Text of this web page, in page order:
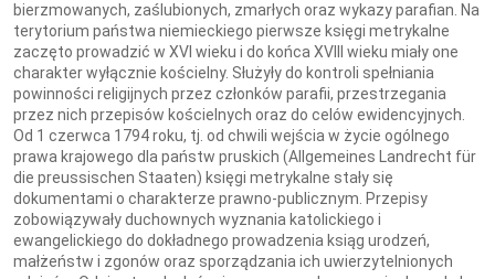
bierzmowanych, zaślubionych, zmarłych oraz wykazy parafian. Na
terytorium państwa niemieckiego pierwsze księgi metrykalne
zaczęto prowadzić w XVI wieku i do końca XVIII wieku miały one
charakter wyłącznie kościelny. Służyły do kontroli spełniania
powinności religijnych przez członków parafii, przestrzegania
przez nich przepisów kościelnych oraz do celów ewidencyjnych.
Od 1 czerwca 1794 roku, tj. od chwili wejścia w życie ogólnego
prawa krajowego dla państw pruskich (Allgemeines Landrecht für
die preussischen Staaten) księgi metrykalne stały się
dokumentami o charakterze prawno-publicznym. Przepisy
zobowiązywały duchownych wyznania katolickiego i
ewangelickiego do dokładnego prowadzenia ksiąg urodzeń,
małżeństw i zgonów oraz sporządzania ich uwierzytelnionych